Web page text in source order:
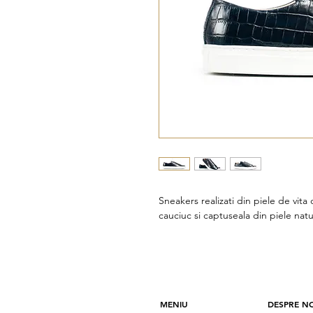
Sneakers realizati din piele de
cauciuc si captuseala din piele
MENIU DESPRE